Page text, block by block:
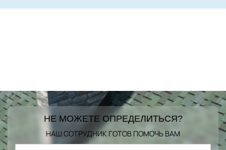
НЕ МОЖЕТЕ ОПРЕДЕЛИТЬСЯ?
НАШ СОТРУДНИК ГОТОВ ПОМОЧЬ ВАМ